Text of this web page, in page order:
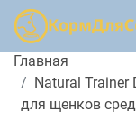
Главная
Natural Trainer
для щенков